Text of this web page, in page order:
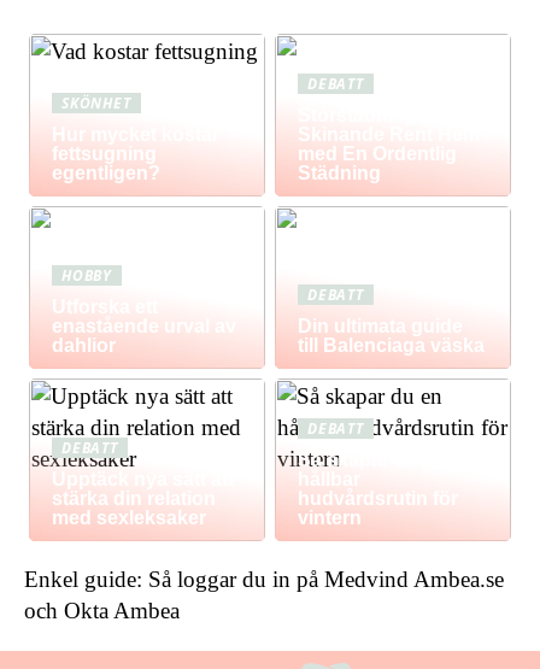
SKÖNHET
Hur mycket kostar
fettsugning
egentligen?
DEBATT
Skinande Rent Hem
med En Ordentlig
Städning
HOBBY
Utforska ett
enastående urval av
dahlior
DEBATT
Din ultimata guide
till Balenciaga väska
DEBATT
Upptäck nya sätt att
stärka din relation
med sexleksaker
DEBATT
Så skapar du en
hållbar
hudvårdsrutin för
vintern
Enkel guide: Så loggar du in på Medvind Ambea.se
och Okta Ambea